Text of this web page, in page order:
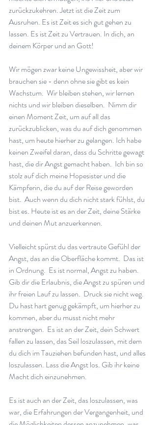
zurückzukehren. Jetzt ist die Zeit zum
Ausruhen. Es ist Zeit es sich gut gehen zu
lassen. Es ist Zeit zu Vertrauen. In dich, an
deinem Körper und an Gott!
Wir mögen zwar keine Ungewissheit, aber wir
brauchen sie - denn ohne sie gibt es kein
Wachstum.  Wir bleiben stehen, wir lernen
nichts und wir bleiben dieselben.  Nimm dir
einen Moment Zeit, um auf all das
zurückzublicken, was du auf dich genommen
hast, um heute hierher zu gelangen. Ich habe
keinen Zweifel daran, dass du Schritte gewagt
hast, die dir Angst gemacht haben.  Ich bin so
stolz auf dich meine Hopesister und die
Kämpferin, die du auf der Reise geworden
bist.  Auch wenn du dich nicht stark fühlst, du
bist es. Heute ist es an der Zeit, deine Stärke
und deinen Mut anzuerkennen.
Vielleicht spürst du das vertraute Gefühl der
Angst, das an die Oberfläche kommt.  Das ist
in Ordnung.  Es ist normal, Angst zu haben.
Gib dir die Erlaubnis, die Angst zu spüren und
ihr freien Lauf zu lassen.  Druck sie nicht weg.
Du hast hart genug gekämpft, um hierher zu
kommen, aber du musst nicht mehr
anstrengen.  Es ist an der Zeit, dein Schwert
fallen zu lassen, das Seil loszulassen, mit dem
du dich im Tauziehen befunden hast, und alles
loszulassen. Lass die Angst los. Gib ihr keine
Macht dich einzunehmen.
Es ist auch an der Zeit, das loszulassen, was
war, die Erfahrungen der Vergangenheit, und